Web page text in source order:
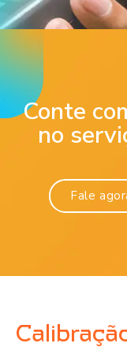
Conte
no
Fale